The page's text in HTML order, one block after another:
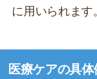
に用いられます。
医療ケアの具